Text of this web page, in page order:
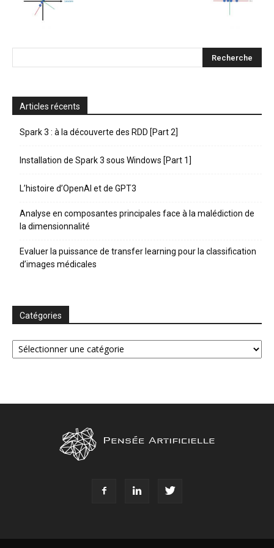
Articles récents
Spark 3 : à la découverte des RDD [Part 2]
Installation de Spark 3 sous Windows [Part 1]
L’histoire d’OpenAI et de GPT3
Analyse en composantes principales face à la malédiction de
la dimensionnalité
Evaluer la puissance de transfer learning pour la classification
d’images médicales
Catégories
Catégories